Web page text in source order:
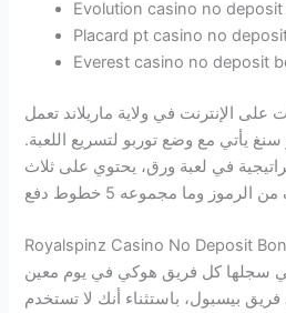
Evolution casino no
Placard pt casino no
Everest casino no deposit
على الإنترنت في ولاية ماريلاند تعمل
يأتي مع وضع توربو لتسريع اللعبة.
في لعبة ورق، يحتوي على ثلاث
Royalspinz Casino No Deposit
سجلها كل فريق هوكي في يوم معين
بيسبول، باستثناء أنك لا تستخدم